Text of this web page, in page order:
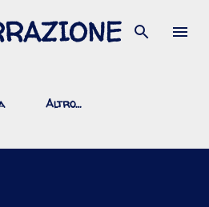
contenuti principali
Altro…